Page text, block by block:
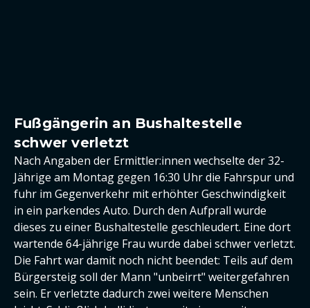
Fußgängerin an Bushaltestelle
schwer verletzt
Nach Angaben der Ermittler:innen wechselte der 32-
Jährige am Montag gegen 16:30 Uhr die Fahrspur und
fuhr im Gegenverkehr mit erhöhter Geschwindigkeit
in ein parkendes Auto. Durch den Aufprall wurde
dieses zu einer Bushaltestelle geschleudert. Eine dort
wartende 64-jährige Frau wurde dabei schwer verletzt.
Die Fahrt war damit noch nicht beendet: Teils auf dem
Bürgersteig soll der Mann "unbeirrt" weitergefahren
sein. Er verletzte dadurch zwei weitere Menschen